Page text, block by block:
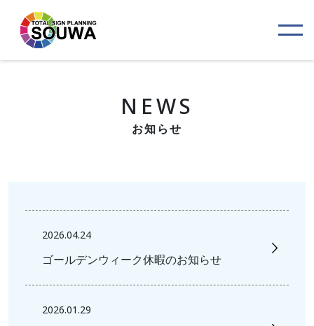
NEWS
お知らせ
2026.04.24
ゴールデンウィーク休暇のお知らせ
2026.01.29